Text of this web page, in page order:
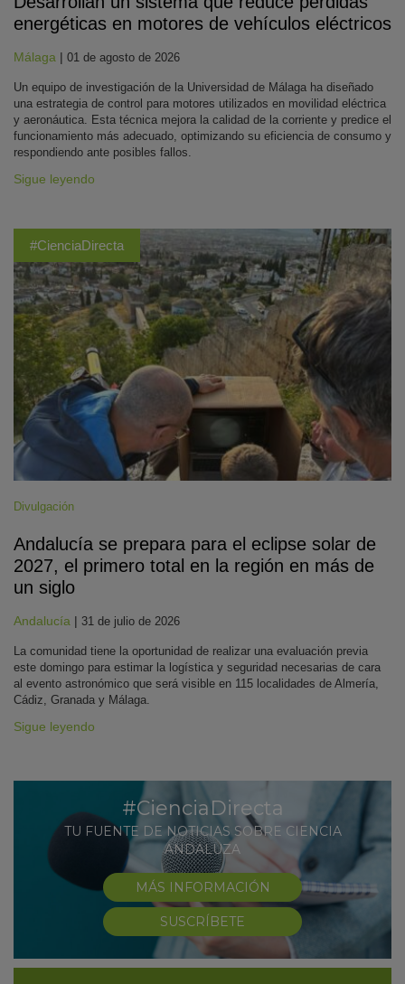
energéticas en motores de vehículos eléctricos
Málaga | 01 de agosto de 2026
Un equipo de investigación de la Universidad de Málaga ha diseñado
una estrategia de control para motores utilizados en movilidad eléctrica
y aeronáutica. Esta técnica mejora la calidad de la corriente y predice el
funcionamiento más adecuado, optimizando su eficiencia de consumo y
respondiendo ante posibles fallos.
Sigue leyendo
#CienciaDirecta
Divulgación
Andalucía se prepara para el eclipse solar de
2027, el primero total en la región en más de
un siglo
Andalucía | 31 de julio de 2026
La comunidad tiene la oportunidad de realizar una evaluación previa
este domingo para estimar la logística y seguridad necesarias de cara
al evento astronómico que será visible en 115 localidades de Almería,
Cádiz, Granada y Málaga.
Sigue leyendo
#CienciaDirecta
TU FUENTE DE NOTICIAS SOBRE CIENCIA
ANDALUZA
MÁS INFORMACIÓN
SUSCRÍBETE